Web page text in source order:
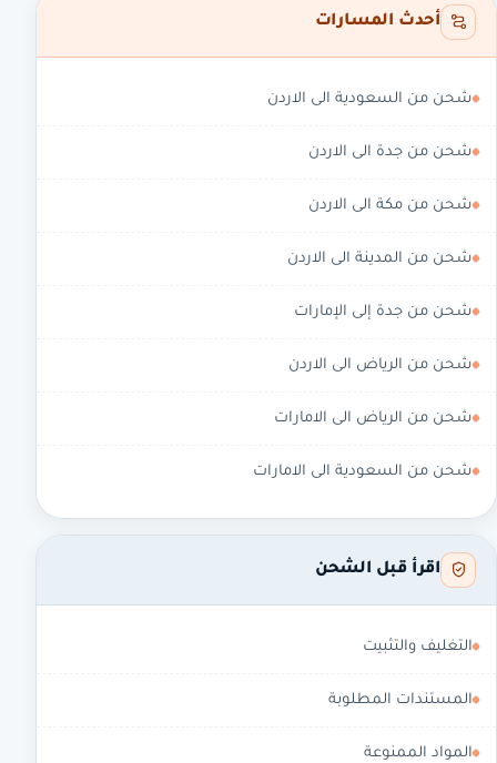
أحدث المسارات
شحن من السعودية الى الاردن
شحن من جدة الى الاردن
شحن من مكة الى الاردن
شحن من المدينة الى الاردن
شحن من جدة إلى الإمارات
شحن من الرياض الى الاردن
شحن من الرياض الى الامارات
شحن من السعودية الى الامارات
اقرأ قبل الشحن
التغليف والتثبيت
المستندات المطلوبة
المواد الممنوعة